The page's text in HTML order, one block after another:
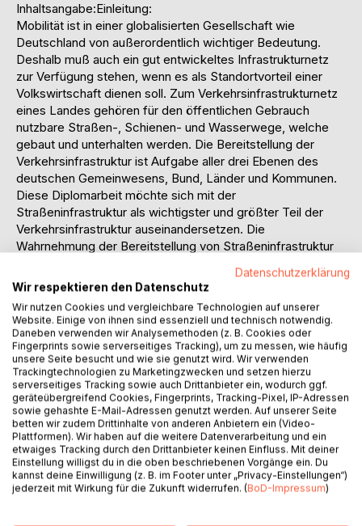
Inhaltsangabe:Einleitung:
Mobilität ist in einer globalisierten Gesellschaft wie
Deutschland von außerordentlich wichtiger Bedeutung.
Deshalb muß auch ein gut entwickeltes Infrastrukturnetz
zur Verfügung stehen, wenn es als Standortvorteil einer
Volkswirtschaft dienen soll. Zum Verkehrsinfrastrukturnetz
eines Landes gehören für den öffentlichen Gebrauch
nutzbare Straßen-, Schienen- und Wasserwege, welche
gebaut und unterhalten werden. Die Bereitstellung der
Verkehrsinfrastruktur ist Aufgabe aller drei Ebenen des
deutschen Gemeinwesens, Bund, Länder und Kommunen.
Diese Diplomarbeit möchte sich mit der
Straßeninfrastruktur als wichtigster und größter Teil der
Verkehrsinfrastruktur auseinandersetzen. Die
Wahrnehmung der Bereitstellung von Straßeninfrastruktur
Länder und Kommunen bei den regionalen und örtlichen
Straßen. Privatstraßen spielen im Verkehrsnetz der
Bundesrepublik Deutschland eine untergeordnete Rolle.
Einer kurzen Erläuterung des politischen Systems der
Bundesrepublik Deutschland mit Darstellung der relevanten
Akteure zu Beginn der Diplomarbeit folgt eine knappe
Schilderung des deutschen Föderalismus. Der
Föderalismus ist gerade in der Verkehrspolitik von
entscheidender Bedeutung. Denn ohne das
Zusammenspiel von Bund und Bundesländern kann
insbesondere der Neu- und Ausbau von
Bundesfernstraßen nicht funktionieren. Deshalb werden die
zwei heute vorhandenen wesentlichen wissenschaftlichen
Datenschutzerklärung
Wir respektieren den Datenschutz
Wir nutzen Cookies und vergleichbare Technologien auf unserer
Website. Einige von ihnen sind essenziell und technisch notwendig.
Daneben verwenden wir Analysemethoden (z. B. Cookies oder
Fingerprints sowie serverseitiges Tracking), um zu messen, wie häufig
unsere Seite besucht und wie sie genutzt wird. Wir verwenden
Trackingtechnologien zu Marketingzwecken und setzen hierzu
serverseitiges Tracking sowie auch Drittanbieter ein, wodurch ggf.
geräteübergreifend Cookies, Fingerprints, Tracking-Pixel, IP-Adressen
sowie gehashte E-Mail-Adressen genutzt werden. Auf unserer Seite
betten wir zudem Drittinhalte von anderen Anbietern ein (Video-
Plattformen). Wir haben auf die weitere Datenverarbeitung und ein
etwaiges Tracking durch den Drittanbieter keinen Einfluss. Mit deiner
Einstellung willigst du in die oben beschriebenen Vorgänge ein. Du
kannst deine Einwilligung (z. B. im Footer unter „Privacy-Einstellungen“)
jederzeit mit Wirkung für die Zukunft widerrufen. (BoD-Impressum)